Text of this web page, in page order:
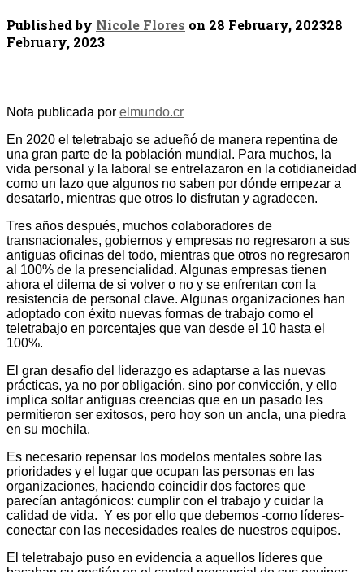
Published by Nicole Flores on 28 February, 202328
February, 2023
Nota publicada por elmundo.cr
En 2020 el teletrabajo se adueñó de manera repentina de
una gran parte de la población mundial. Para muchos, la
vida personal y la laboral se entrelazaron en la cotidianeidad
como un lazo que algunos no saben por dónde empezar a
desatarlo, mientras que otros lo disfrutan y agradecen.
Tres años después, muchos colaboradores de
transnacionales, gobiernos y empresas no regresaron a sus
antiguas oficinas del todo, mientras que otros no regresaron
al 100% de la presencialidad. Algunas empresas tienen
ahora el dilema de si volver o no y se enfrentan con la
resistencia de personal clave. Algunas organizaciones han
adoptado con éxito nuevas formas de trabajo como el
teletrabajo en porcentajes que van desde el 10 hasta el
100%.
El gran desafío del liderazgo es adaptarse a las nuevas
prácticas, ya no por obligación, sino por convicción, y ello
implica soltar antiguas creencias que en un pasado les
permitieron ser exitosos, pero hoy son un ancla, una piedra
en su mochila.
Es necesario repensar los modelos mentales sobre las
prioridades y el lugar que ocupan las personas en las
organizaciones, haciendo coincidir dos factores que
parecían antagónicos: cumplir con el trabajo y cuidar la
calidad de vida. Y es por ello que debemos -como líderes-
conectar con las necesidades reales de nuestros equipos.
El teletrabajo puso en evidencia a aquellos líderes que